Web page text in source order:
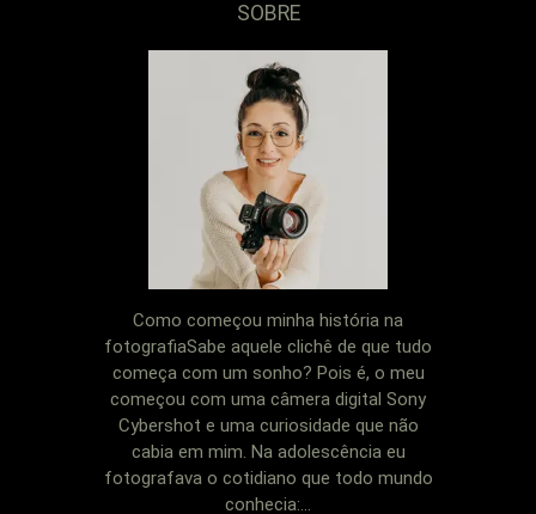
SOBRE
Como começou minha história na
fotografiaSabe aquele clichê de que tudo
começa com um sonho? Pois é, o meu
começou com uma câmera digital Sony
Cybershot e uma curiosidade que não
cabia em mim. Na adolescência eu
fotografava o cotidiano que todo mundo
conhecia:...